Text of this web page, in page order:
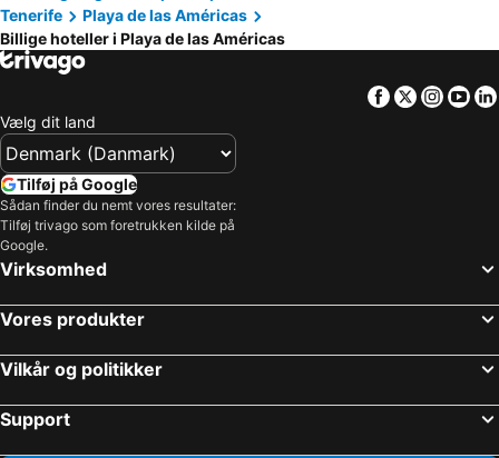
Checkin Bungalows Atlántida GF Gran Costa Adeje
Green Garden Eco Resort
The Ritz-Carlton Tenerife, Abama
Iberostar Waves Las Dalias
Blue Sea Apartamentos Callao Garden
Ona Alborada
Spring Hotel Bitácora
Tagoro Family & Fun Costa Adeje
Hotel Best Jacaranda
Gran Tacande Wellness & Relax Costa Adeje
Hotel Zentral Center
Alexandre Hotel La Siesta
Apartamentos Pirámides
Tenerife
Playa de las Américas
Billige hoteller i Playa de las Américas
Facebook
Twitter
Vælg dit land
Tilføj på Google
Sådan finder du nemt vores resultater:
Tilføj trivago som foretrukken kilde på
Google.
Virksomhed
Vores produkter
Vilkår og politikker
Support